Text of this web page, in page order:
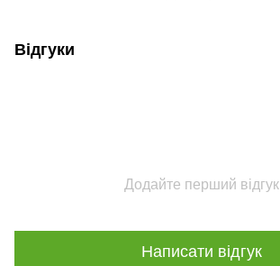
Відгуки
Додайте перший відгук
Написати відгук